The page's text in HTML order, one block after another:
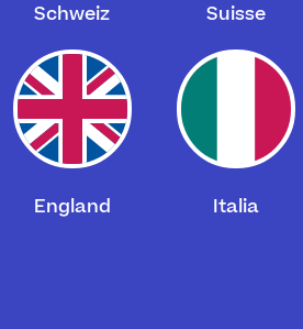
Schweiz Suisse
England Italia